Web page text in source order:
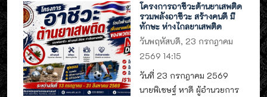
โครงการอาชีวะต้านยาเสพติด
รวมพลังอาชีวะ สร้างคนดี มี
ทักษะ ห่างไกลยาเสพติด
วันพฤหัสบดี, 23 กรกฎาคม
2569 14:15
วันที่ 23 กรกฎาคม 2569
นายพิเชษฐ์ หาดี ผู้อำนวยการ